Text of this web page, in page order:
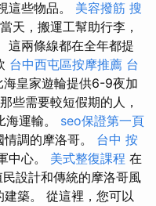
這些物品。 美容撥筋 搜
當天，搬運工幫助行李，
這兩條線都在全年都提
台中西屯區按摩推薦 台
海皇家遊輪提供6-9夜加
些需要較短假期的人，
運輸。 seo保證第一頁
調的摩洛哥。 台中 按
中心。 美式整復課程 在
設計和傳統的摩洛哥風
築。 從這裡，您可以